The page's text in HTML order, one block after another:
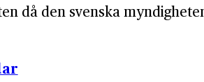
då den svenska